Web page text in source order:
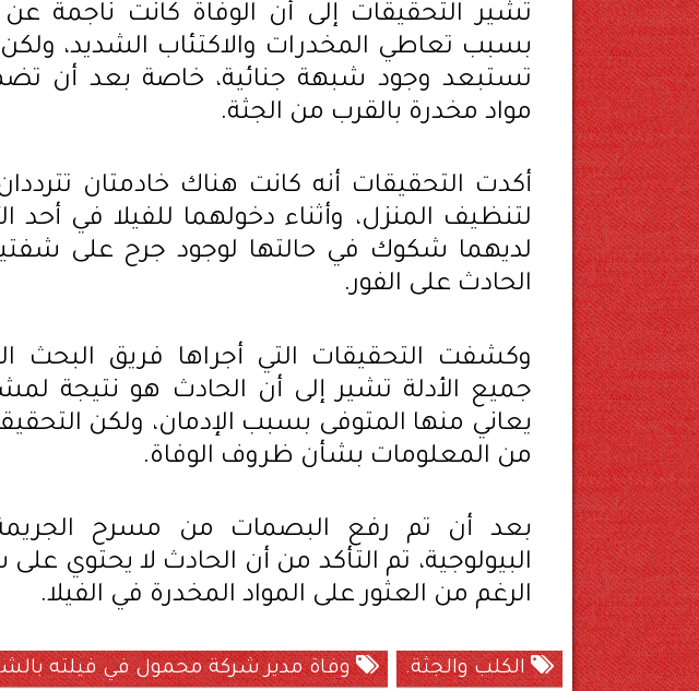
تشير التحقيقات إلى أن الوفاة كانت ناجمة
بسبب تعاطي المخدرات والاكتئاب الشديد، ولكن
تستبعد وجود شبهة جنائية، خاصة بعد أن
مواد مخدرة بالقرب من الجثة.
أكدت التحقيقات أنه كانت هناك خادمتان
لتنظيف المنزل، وأثناء دخولهما للفيلا في أحد
لديهما شكوك في حالتها لوجود جرح على
الحادث على الفور.
وكشفت التحقيقات التي أجراها فريق البحث
جميع الأدلة تشير إلى أن الحادث هو نتيجة
يعاني منها المتوفى بسبب الإدمان، ولكن
من المعلومات بشأن ظروف الوفاة.
بعد أن تم رفع البصمات من مسرح الجريمة
البيولوجية، تم التأكد من أن الحادث لا يحتوي
الرغم من العثور على المواد المخدرة في الفيلا.
الكلب والجثة.
وفاة مدير شركة محمول في فيلته